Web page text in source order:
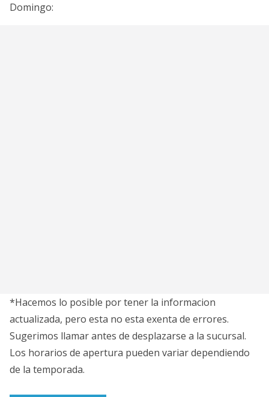
Domingo:
*Hacemos lo posible por tener la informacion
actualizada, pero esta no esta exenta de errores.
Sugerimos llamar antes de desplazarse a la sucursal.
Los horarios de apertura pueden variar dependiendo
de la temporada.